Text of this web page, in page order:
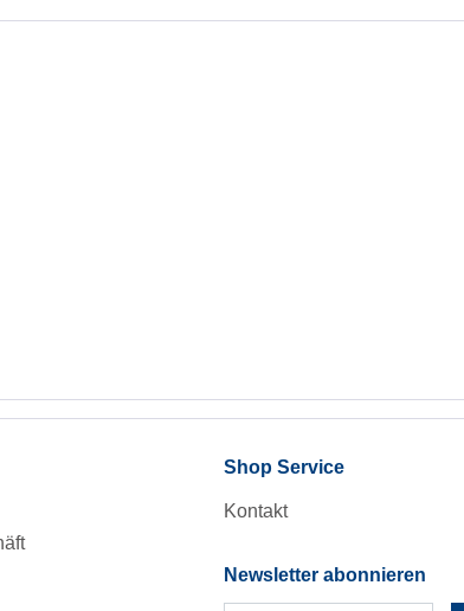
Shop Service
Kontakt
Newsletter abonnieren